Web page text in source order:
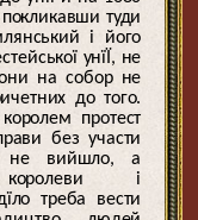
туди
і його
унїЇ, не
на собор не
до того.
протест
без участи
не вийшло, а
і
треба вести